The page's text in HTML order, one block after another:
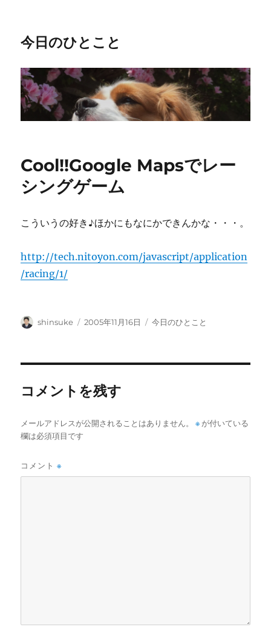
今日のひとこと
Cool!!Google Mapsでレー
シングゲーム
こういうの好き♪ほかにもなにかできんかな・・・。
http://tech.nitoyon.com/javascript/application
/racing/1/
投
shinsuke
投
2005年11月16日
カ
今日のひとこと
コメントを残す
メールアドレスが公開されることはありません。 ※が付いている
欄は必須項目です
コメント※